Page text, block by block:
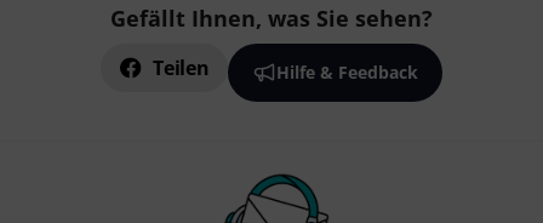
Gefällt Ihnen, was Sie sehen?
Teilen Hilfe & Feedback